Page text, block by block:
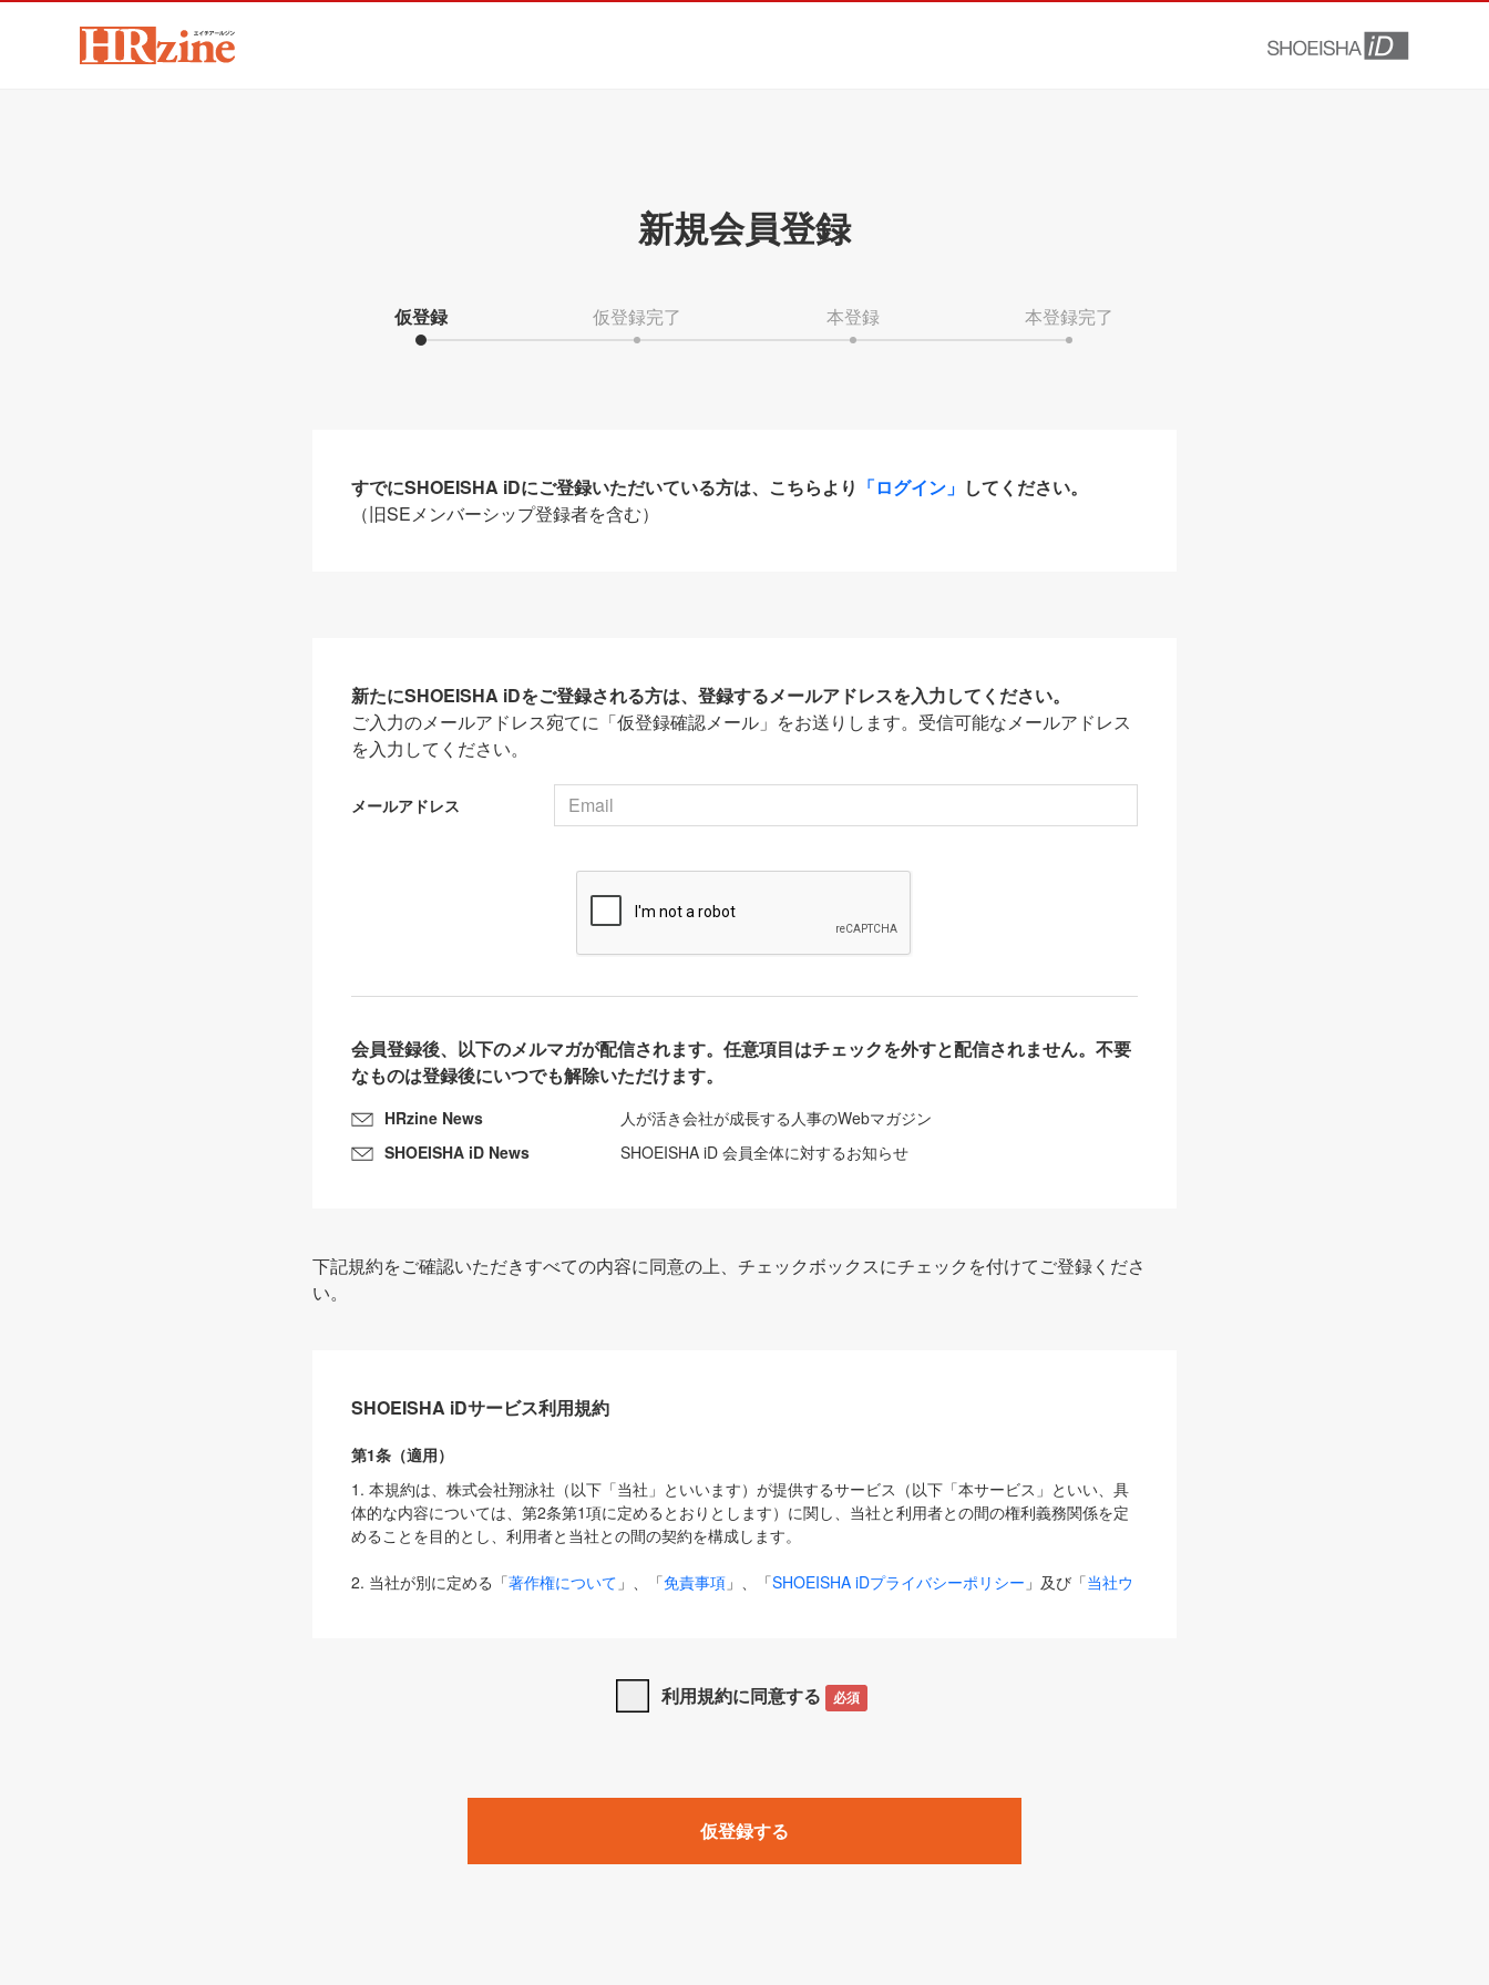
新規会員登録
仮登録 仮登録完了 本登録 本登録完了
すでにSHOEISHA iDにご登録いただいている方は、こちらより 「ログイン」 してください。
（旧SEメンバーシップ登録者を含む）
新たにSHOEISHA iDをご登録される方は、登録するメールアドレスを入力してください。
ご入力のメールアドレス宛てに「仮登録確認メール」をお送りします。受信可能なメールアドレス
を入力してください。
メールアドレス
会員登録後、以下のメルマガが配信されます。任意項目はチェックを外すと配信されません。不要
なものは登録後にいつでも解除いただけます。
HRzine News
人が活き会社が成長する人事のWebマガジン
SHOEISHA iD News
SHOEISHA iD 会員全体に対するお知らせ
下記規約をご確認いただきすべての内容に同意の上、チェックボックスにチェックを付けてご登録くださ
い。
SHOEISHA iDサービス利用規約
第1条（適用）
1. 本規約は、株式会社翔泳社（以下「当社」といいます）が提供するサービス（以下「本サービス」といい、具
体的な内容については、第2条第1項に定めるとおりとします）に関し、当社と利用者との間の権利義務関係を定
めることを目的とし、利用者と当社との間の契約を構成します。
2. 当社が別に定める「著作権について 」、「免責事項 」、「SHOEISHA iDプライバシーポリシー 」及び「当社ウ
は、本規約の規定が優先して適用されるものとします。
1. 「本サービス」とは、当社が提供する以下のサービス（名称や内容が変更された場合、変更後のサービスを含
みます）及びこれらサービスに関連して当社が実施するイベントやキャンペーンをいいます。
「SEBook」「SEShop」「CodeZine」「MarkeZine」「EnterpriseZine」「ECzine」「Biz/Zine」「HRzine」
利用規約に同意する 必須
仮登録する